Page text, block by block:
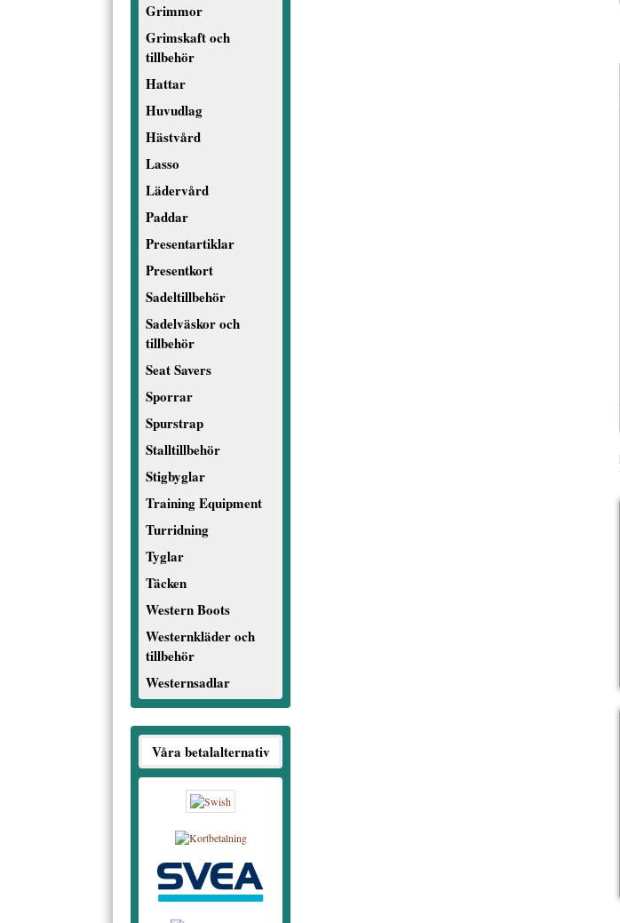
Grimmor
Grimskaft och
tillbehör
Hattar
Huvudlag
Hästvård
Lasso
Lädervård
Paddar
Presentartiklar
Presentkort
Sadeltillbehör
Sadelväskor och
tillbehör
Seat Savers
Sporrar
Spurstrap
Stalltillbehör
Stigbyglar
Training Equipment
Turridning
Tyglar
Täcken
Western Boots
Westernkläder och
tillbehör
Westernsadlar
Våra betalalternativ